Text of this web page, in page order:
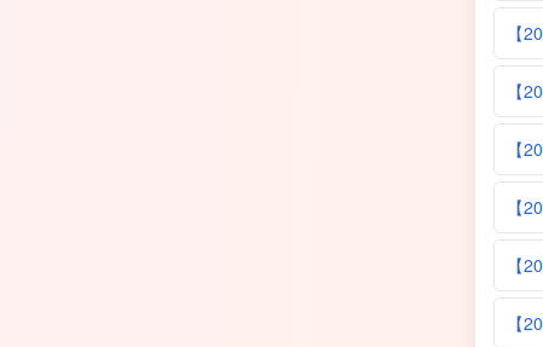
【
【
【
【
【
【